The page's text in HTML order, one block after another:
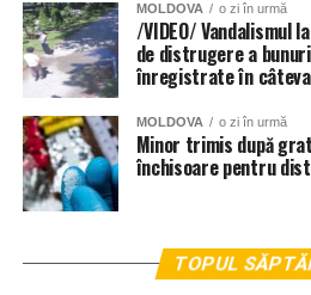
MOLDOVA o zi în urmă
/VIDEO/ Vandalismul
de distrugere a
înregistrate în
MOLDOVA o zi în urmă
Minor trimis după
închisoare pentru
TOPUL